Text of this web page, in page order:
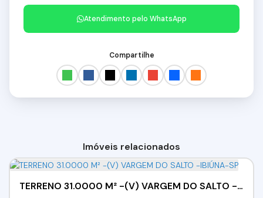
Atendimento pelo WhatsApp
Compartilhe
Imóveis relacionados
TERRENO 31.0000 M² -(V) VARGEM DO SALTO -IBIÚNA-SP